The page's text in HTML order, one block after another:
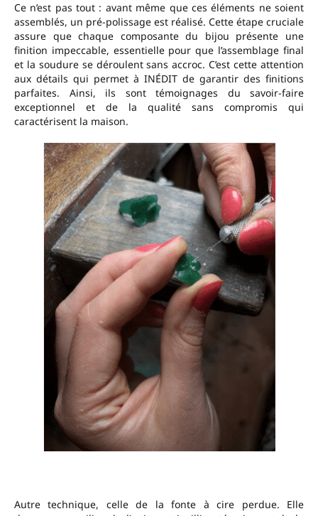
Ce n’est pas tout : avant même que ces éléments ne soient
assemblés, un pré-polissage est réalisé. Cette étape cruciale
assure que chaque composante du bijou présente une
finition impeccable, essentielle pour que l’assemblage final
et la soudure se déroulent sans accroc. C’est cette attention
aux détails qui permet à INÉDIT de garantir des finitions
parfaites. Ainsi, ils sont témoignages du savoir-faire
exceptionnel et de la qualité sans compromis qui
caractérisent la maison.
Autre technique, celle de la fonte à cire perdue. Elle